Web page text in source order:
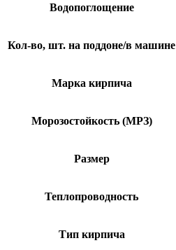
Водопоглощение
Кол-во, шт. на поддоне/в машине
Марка кирпича
Морозостойкость (МРЗ)
Размер
Теплопроводность
Тип кирпича